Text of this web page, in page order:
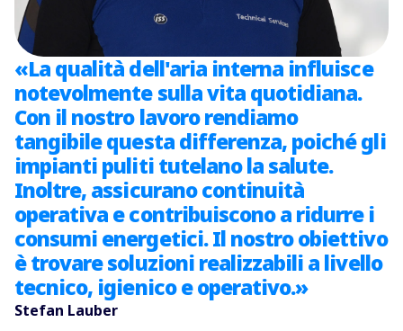
«La qualità dell'aria interna influisce
notevolmente sulla vita quotidiana.
Con il nostro lavoro rendiamo
tangibile questa differenza, poiché gli
impianti puliti tutelano la salute.
Inoltre, assicurano continuità
operativa e contribuiscono a ridurre i
consumi energetici. Il nostro obiettivo
è trovare soluzioni realizzabili a livello
tecnico, igienico e operativo.»
Stefan Lauber